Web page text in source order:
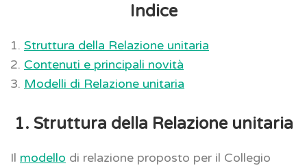
Indice
1. Struttura della Relazione unitaria
2. Contenuti e principali novità
3. Modelli di Relazione unitaria
1. Struttura della Relazione unitaria
Il modello di relazione proposto per il Collegio